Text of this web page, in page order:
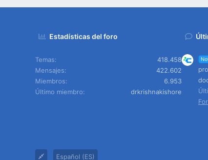
Estadísticas del foro
Temas
418.458
Mensajes
422.602
Miembros
6.953
Último miembro
drkrishnakishore
Español (ES)